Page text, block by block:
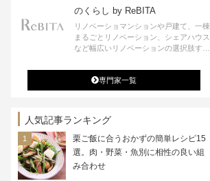
のくらし by ReBITA
リノベーショマンションや戸建て、一棟
まるごとリノベーション、シェアハウス
など幅広いリノベーションの選択肢すべ
ジ・シェアスペースなど、「住む」だけ
ではなく「働く」「遊ぶ」「学ぶ」「旅
する」といった領域でも、暮らしや生き
専門家一覧
人気記事ランキング
栗ご飯に合うおかずの簡単レシピ15
選。肉・野菜・魚別に相性の良い組
み合わせ